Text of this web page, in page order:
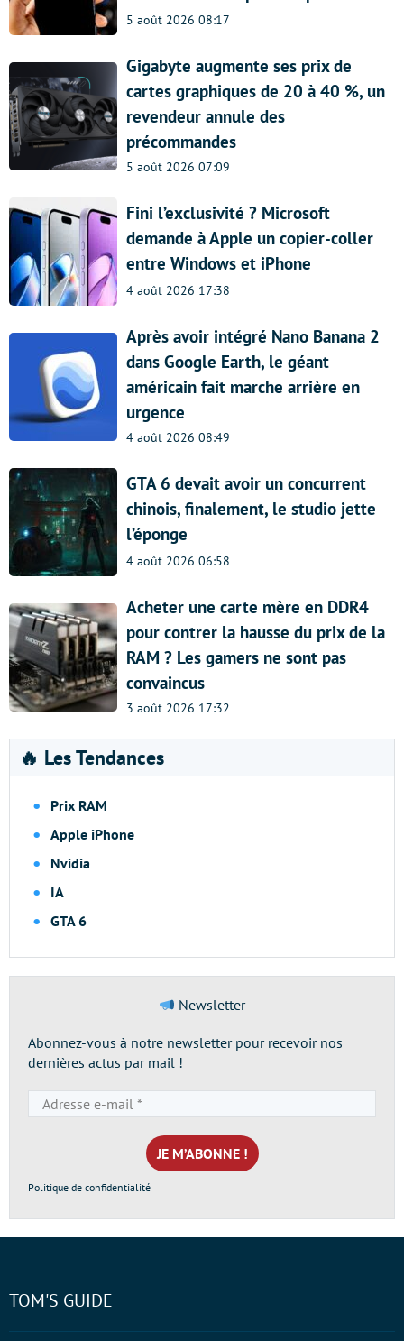
5 août 2026 08:17
Gigabyte augmente ses prix de
cartes graphiques de 20 à 40 %, un
revendeur annule des
précommandes
5 août 2026 07:09
Fini l’exclusivité ? Microsoft
demande à Apple un copier-coller
entre Windows et iPhone
4 août 2026 17:38
Après avoir intégré Nano Banana 2
dans Google Earth, le géant
américain fait marche arrière en
urgence
4 août 2026 08:49
GTA 6 devait avoir un concurrent
chinois, finalement, le studio jette
l’éponge
4 août 2026 06:58
Acheter une carte mère en DDR4
pour contrer la hausse du prix de la
RAM ? Les gamers ne sont pas
convaincus
3 août 2026 17:32
🔥 Les Tendances
Prix RAM
Apple iPhone
Nvidia
IA
GTA 6
Newsletter
Abonnez-vous à notre newsletter pour recevoir nos
dernières actus par mail !
e-
mail
*
Politique de confidentialité
TOM'S GUIDE